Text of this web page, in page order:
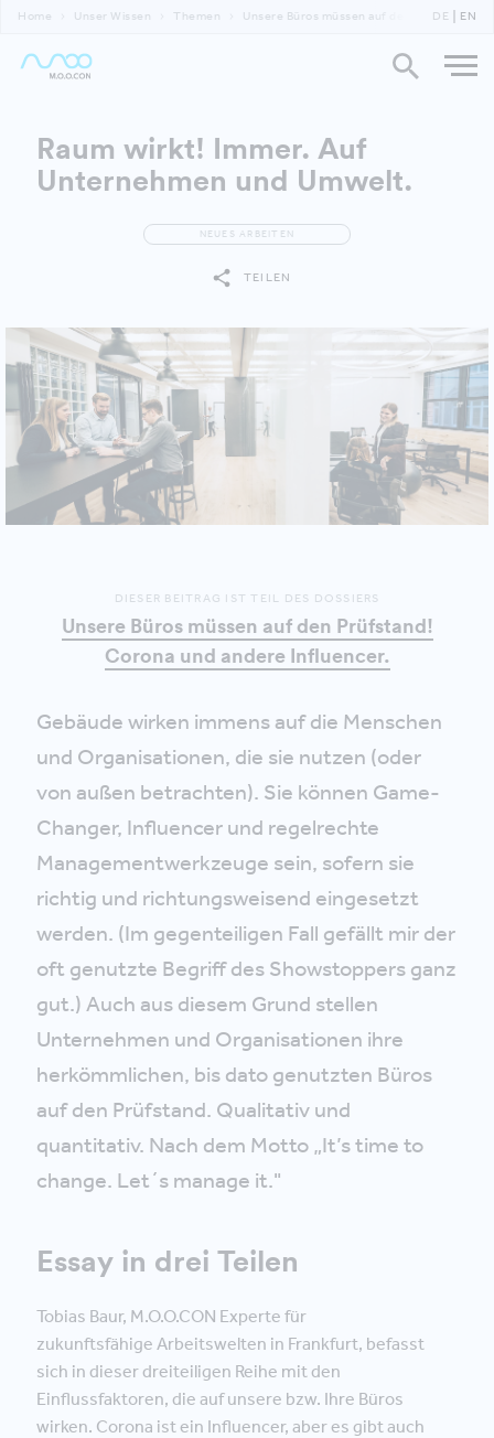
Home Unser Wissen Themen Unsere Büros müssen auf den Prüfstand!
DE EN
Raum wirkt! Immer. Auf
Unternehmen und Umwelt.
NEUES ARBEITEN
TEILEN
DIESER BEITRAG IST TEIL DES DOSSIERS
Unsere Büros müssen auf den Prüfstand!
Corona und andere Influencer.
Gebäude wirken immens auf die Menschen
und Organisationen, die sie nutzen (oder
von außen betrachten). Sie können Game-
Changer, Influencer und regelrechte
Managementwerkzeuge sein, sofern sie
richtig und richtungsweisend eingesetzt
werden. (Im gegenteiligen Fall gefällt mir der
oft genutzte Begriff des Showstoppers ganz
gut.) Auch aus diesem Grund stellen
Unternehmen und Organisationen ihre
herkömmlichen, bis dato genutzten Büros
auf den Prüfstand. Qualitativ und
quantitativ. Nach dem Motto „It’s time to
change. Let´s manage it."
Essay in drei Teilen
Tobias Baur, M.O.O.CON Experte für
zukunftsfähige Arbeitswelten in Frankfurt, befasst
sich in dieser dreiteiligen Reihe mit den
Einflussfaktoren, die auf unsere bzw. Ihre Büros
wirken. Corona ist ein Influencer, aber es gibt auch